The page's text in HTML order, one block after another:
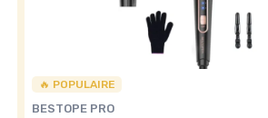
🔥 POPULAIRE
BESTOPE PRO